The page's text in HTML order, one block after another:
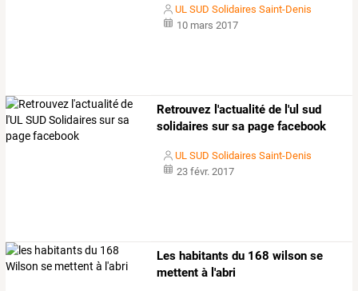
UL SUD Solidaires Saint-Denis
10 mars 2017
Retrouvez l'actualité de l'ul sud
solidaires sur sa page facebook
UL SUD Solidaires Saint-Denis
23 févr. 2017
Les habitants du 168 wilson se
mettent à l'abri